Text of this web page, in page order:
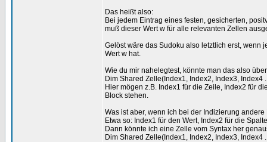
Das heißt also:
Bei jedem Eintrag eines festen, gesicherten,
muß dieser Wert w für alle relevanten Zellen
Gelöst wäre das Sudoku also letztlich erst,
Wert w hat.
Wie du mir nahelegtest, könnte man das also
Dim Shared Zelle(Index1, Index2, Index3, Index4
Hier mögen z.B. Index1 für die Zeile, Index2 für
Block stehen.
Was ist aber, wenn ich bei der Indizierung
Etwa so: Index1 für den Wert, Index2 für die
Dann könnte ich eine Zelle vom Syntax her
Dim Shared Zelle(Index1, Index2, Index3, Index4